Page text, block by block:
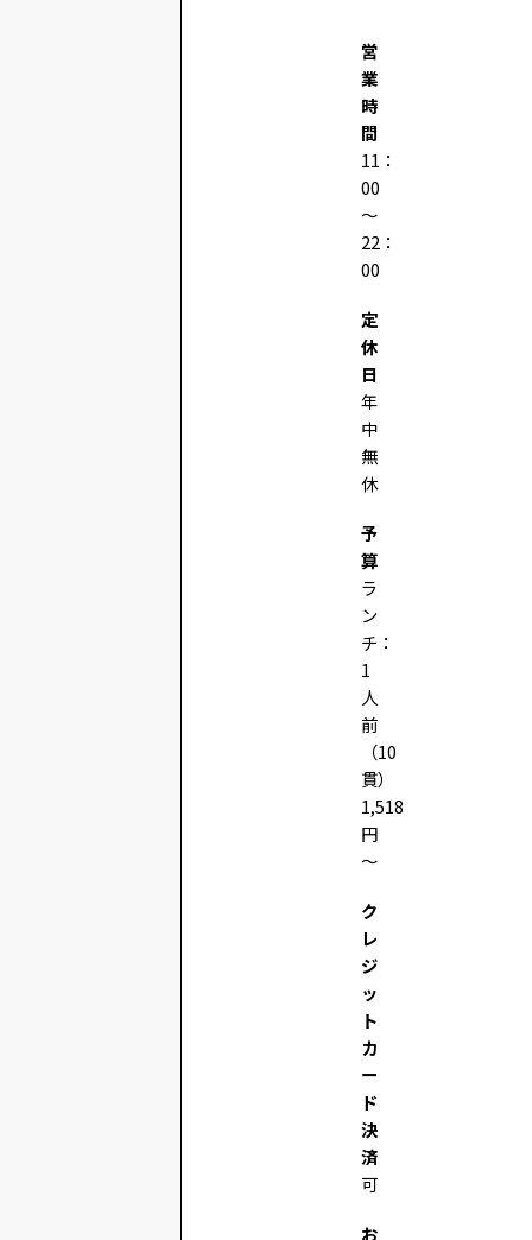
営
業
時
間
11：
00
～
22：
00
定
休
日
年
中
無
休
予
算
ラ
ン
チ：
1
人
前
（10
貫）
1,518
円
～
ク
レ
ジ
ッ
ト
カ
ー
ド
決
済
可
お